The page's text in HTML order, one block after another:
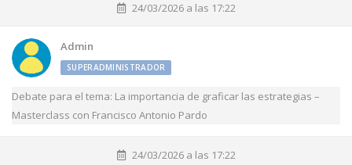
24/03/2026 a las 17:22
Admin
SUPERADMINISTRADOR
Debate para el tema: La importancia de graficar las estrategias –
Masterclass con Francisco Antonio Pardo
24/03/2026 a las 17:22